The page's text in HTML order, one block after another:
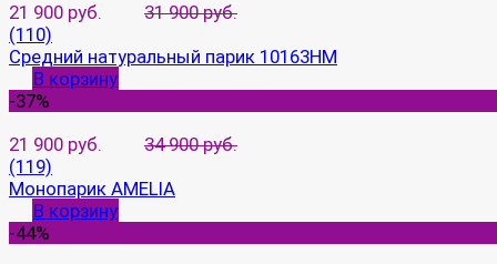
21 900 руб.
31 900 руб.
(110)
Средний натуральный парик 10163HM
В корзину
-37%
21 900 руб.
34 900 руб.
(119)
Монопарик AMELIA
В корзину
-44%